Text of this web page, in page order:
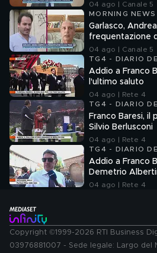
04 ago | Canale 5
MORNING NEWS
Garlasco,
frequentazione
04 ago | Canale 5
TG4 - DIARIO
Addio a Franco
l'ultimo saluto
04 ago | Rete 4
TG4 - DIARIO
Franco Baresi, il
Silvio Berlusconi
04 ago | Rete 4
TG4 - DIARIO
Addio a Franco
Demetrio
Giovanni Galli
04 ago | Rete 4
Copyright ©1999-2026 RTI Business
03976881007 - Sede legale: Largo del